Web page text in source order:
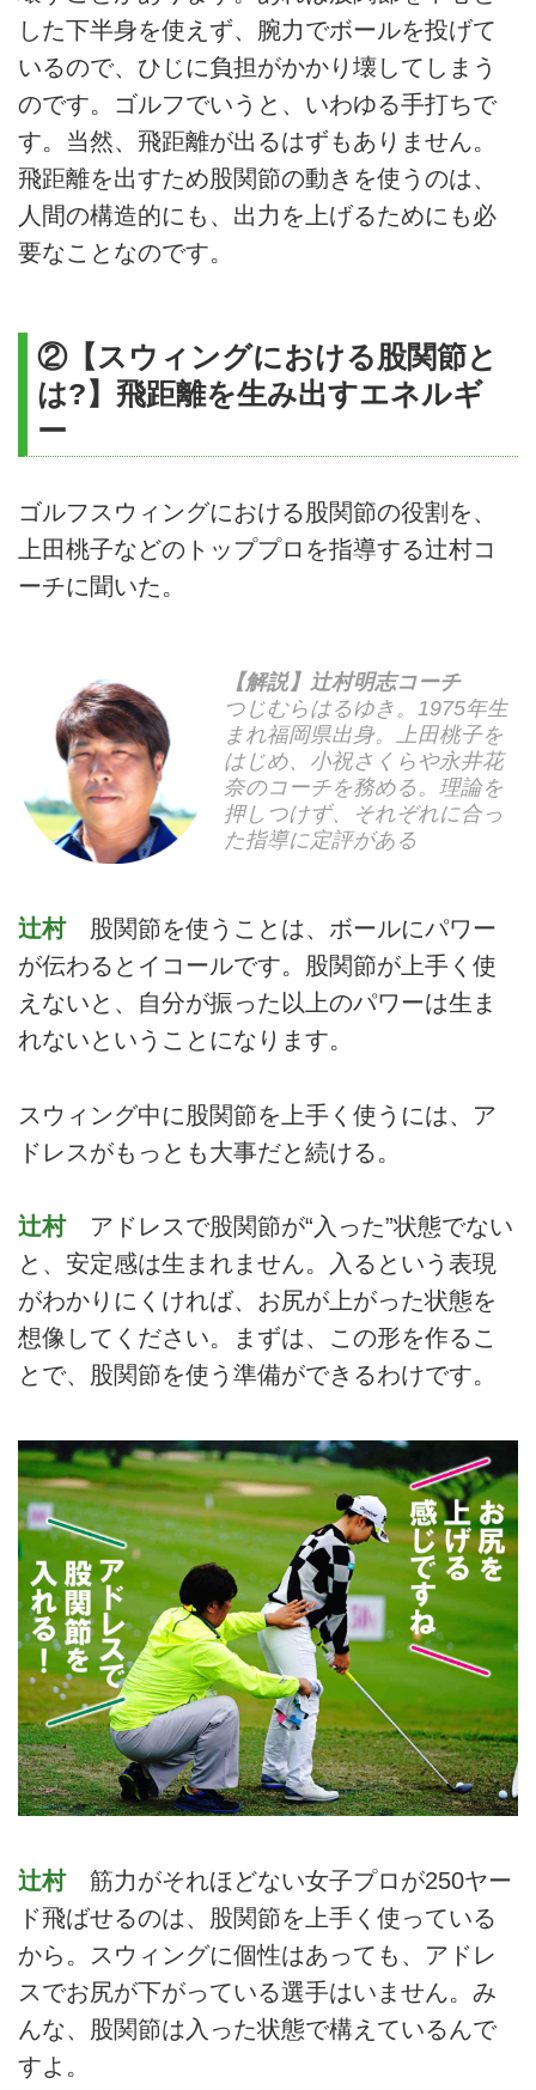
した下半身を使えず、腕力でボールを投げて
いるので、ひじに負担がかかり壊してしまう
のです。ゴルフでいうと、いわゆる手打ちで
す。当然、飛距離が出るはずもありません。
飛距離を出すため股関節の動きを使うのは、
人間の構造的にも、出力を上げるためにも必
要なことなのです。
②【スウィングにおける股関節と
は?】飛距離を生み出すエネルギ
ー
ゴルフスウィングにおける股関節の役割を、
上田桃子などのトッププロを指導する辻村コ
ーチに聞いた。
【解説】辻村明志コーチ
つじむらはるゆき。1975年生
まれ福岡県出身。上田桃子を
はじめ、小祝さくらや永井花
奈のコーチを務める。理論を
押しつけず、それぞれに合っ
た指導に定評がある
辻村股関節を使うことは、ボールにパワー
が伝わるとイコールです。股関節が上手く使
えないと、自分が振った以上のパワーは生ま
れないということになります。
スウィング中に股関節を上手く使うには、ア
ドレスがもっとも大事だと続ける。
辻村アドレスで股関節が“入った”状態でない
と、安定感は生まれません。入るという表現
がわかりにくければ、お尻が上がった状態を
想像してください。まずは、この形を作るこ
とで、股関節を使う準備ができるわけです。
辻村筋力がそれほどない女子プロが250ヤー
ド飛ばせるのは、股関節を上手く使っている
から。スウィングに個性はあっても、アドレ
スでお尻が下がっている選手はいません。み
んな、股関節は入った状態で構えているんで
すよ。